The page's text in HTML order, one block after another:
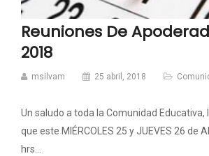
Reuniones De
2018
msilvam 25 abril, 2018
Un saludo a toda la Comunidad Educativa,
que este MIÉRCOLES 25 y JUEVES 26 de
hrs…